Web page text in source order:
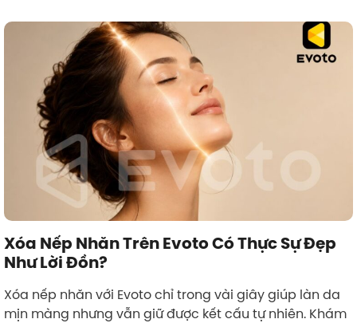
Xóa Nếp Nhăn Trên Evoto Có Thực Sự Đẹp
Như Lời Đồn?
Xóa nếp nhăn với Evoto chỉ trong vài giây giúp làn da
mịn màng nhưng vẫn giữ được kết cấu tự nhiên. Khám